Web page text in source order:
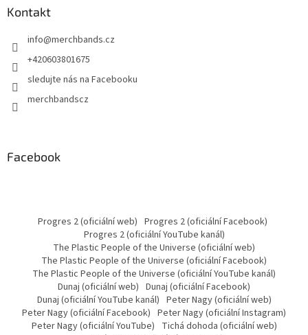
Kontakt
info@merchbands.cz
+420603801675
sledujte nás na Facebooku
merchbandscz
Facebook
Progres 2 (oficiální web) Progres 2 (oficiální Facebook)
Progres 2 (oficiální YouTube kanál)
The Plastic People of the Universe (oficiální web)
The Plastic People of the Universe (oficiální Facebook)
The Plastic People of the Universe (oficiální YouTube kanál)
Dunaj (oficiální web) Dunaj (oficiální Facebook)
Dunaj (oficiální YouTube kanál) Peter Nagy (oficiální web)
Peter Nagy (oficiální Facebook) Peter Nagy (oficiální Instagram)
Peter Nagy (oficiální YouTube) Tichá dohoda (oficiální web)